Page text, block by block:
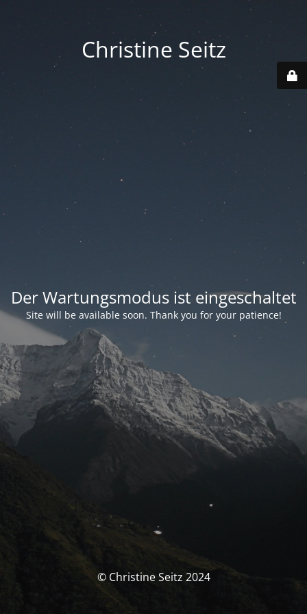
Christine Seitz
Der Wartungsmodus ist eingeschaltet
Site will be available soon. Thank you for your patience!
© Christine Seitz 2024